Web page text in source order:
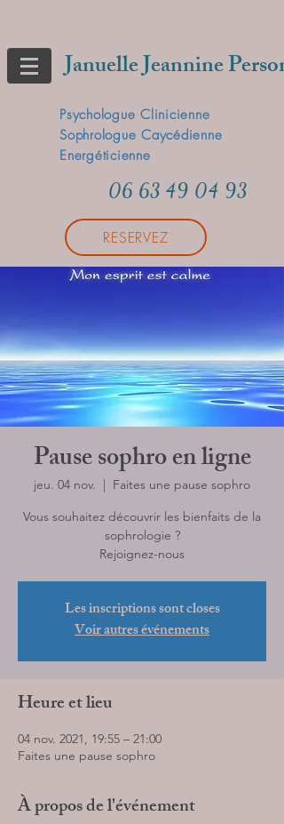
Januelle Jeannine Person
Psychologue Clinicienne
Sophrologue Caycédienne
Energéticienne
06 63 49 04 93
RESERVEZ
Pause sophro en ligne
jeu. 04 nov.
  |
Faites une pause sophro
Vous souhaitez découvrir les bienfaits de la
sophrologie ?
Rejoignez-nous
Les inscriptions sont closes
Voir autres événements
Heure et lieu
04 nov. 2021, 19:55 – 21:00
Faites une pause sophro
À propos de l'événement